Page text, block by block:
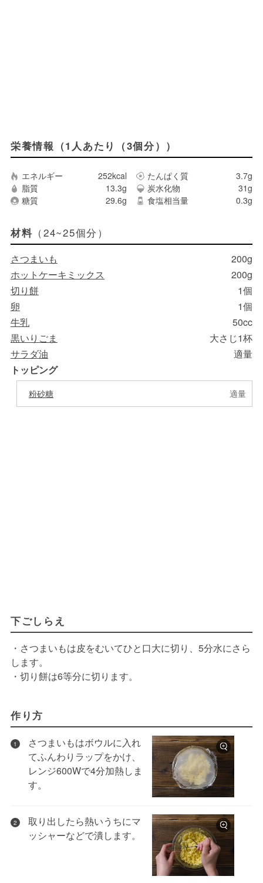
栄養情報（1人あたり（3個分））
エネルギー 252kcal たんぱく質
3.7g
脂質
13.3g 炭水化物
31g
糖質
29.6g 食塩相当量 0.3g
材料 （24~25個分）
さつまいも
200g
ホットケーキミックス
200g
切り餅
1個
卵
1個
牛乳
50cc
黒いりごま
大さじ1杯
サラダ油
適量
トッピング
粉砂糖 適量
下ごしらえ
・さつまいもは皮をむいてひと口大に切り、5分水にさら
します。
・切り餅は6等分に切ります。
作り方
1
さつまいもはボウルに入れ
てふんわりラップをかけ、
レンジ600Wで4分加熱しま
す。
2
取り出したら熱いうちにマ
ッシャーなどで潰します。